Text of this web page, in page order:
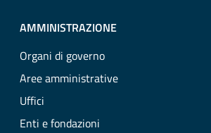
AMMINISTRAZIONE
Organi di governo
Aree amministrative
Uffici
Enti e fondazioni